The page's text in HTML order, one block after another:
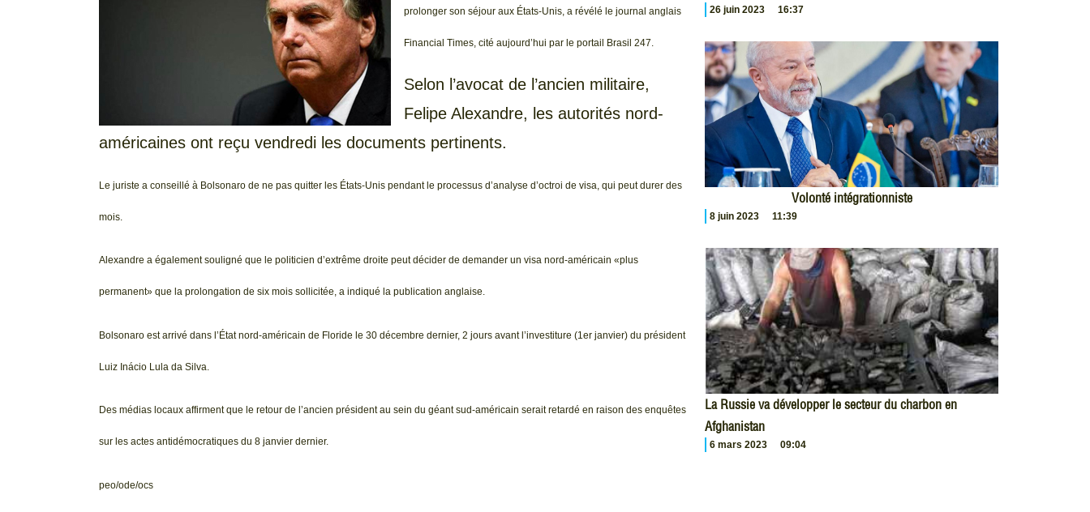
prolonger son séjour aux États-Unis, a révélé le journal anglais
Financial Times, cité aujourd’hui par le portail Brasil 247.
Selon l’avocat de l’ancien militaire,
Felipe Alexandre, les autorités nord-
américaines ont reçu vendredi les documents pertinents.
Le juriste a conseillé à Bolsonaro de ne pas quitter les États-Unis pendant le processus d’analyse d’octroi de visa, qui peut durer des
mois.
Alexandre a également souligné que le politicien d’extrême droite peut décider de demander un visa nord-américain «plus
permanent» que la prolongation de six mois sollicitée, a indiqué la publication anglaise.
Bolsonaro est arrivé dans l’État nord-américain de Floride le 30 décembre dernier, 2 jours avant l’investiture (1er janvier) du président
Luiz Inácio Lula da Silva.
Des médias locaux affirment que le retour de l’ancien président au sein du géant sud-américain serait retardé en raison des enquêtes
sur les actes antidémocratiques du 8 janvier dernier.
peo/ode/ocs
26 juin 2023 16:37
Volonté intégrationniste
8 juin 2023 11:39
La Russie va développer le secteur du charbon en
Afghanistan
6 mars 2023 09:04